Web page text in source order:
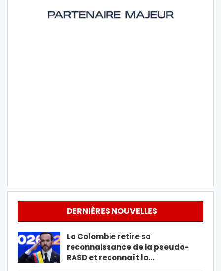
DERNIÈRES NOUVELLES
La Colombie retire sa
reconnaissance de la pseudo-
RASD et reconnaît la…